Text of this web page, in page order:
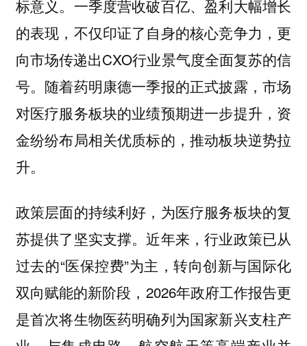
标意义。一季度营收破百亿、盈利大幅增长
的表现，不仅印证了自身的核心竞争力，更
向市场传递出CXO行业景气度全面复苏的信
号。随着药明康德一季报的正式披露，市场
对医疗服务板块的业绩预期进一步提升，资
金纷纷布局相关优质标的，推动板块逆势拉
升。
政策层面的持续利好，为医疗服务板块的复
苏提供了坚实支撑。近年来，行业政策已从
过去的“医保控费”为主，转向创新与国际化
双向赋能的新阶段，2026年政府工作报告更
是首次将生物医药明确列为国家新兴支柱产